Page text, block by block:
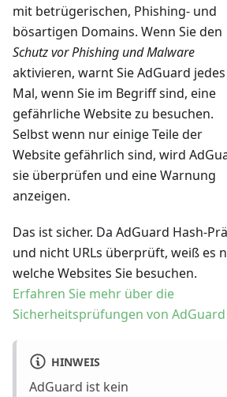
mit betrügerischen, Phishing- und
bösartigen Domains. Wenn Sie den
Schutz vor Phishing und Malware
aktivieren, warnt Sie AdGuard jedes
Mal, wenn Sie im Begriff sind, eine
gefährliche Website zu besuchen.
Selbst wenn nur einige Teile der
Website gefährlich sind, wird
sie überprüfen und eine Warnung
anzeigen.
Das ist sicher. Da AdGuard Hash-
und nicht URLs überprüft, weiß es
welche Websites Sie besuchen.
Erfahren Sie mehr über die
Sicherheitsprüfungen von AdGuard
HINWEIS
AdGuard ist kein